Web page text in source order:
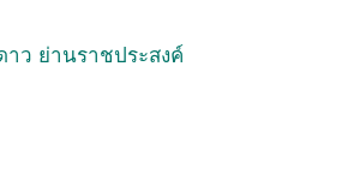
าว ย่านราชประสงค์